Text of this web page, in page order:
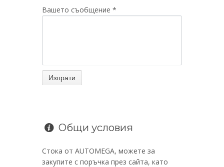
Вашето съобщение *
Общи условия
Стока от AUTOMEGA, можете за
закупите с поръчка през сайта, като